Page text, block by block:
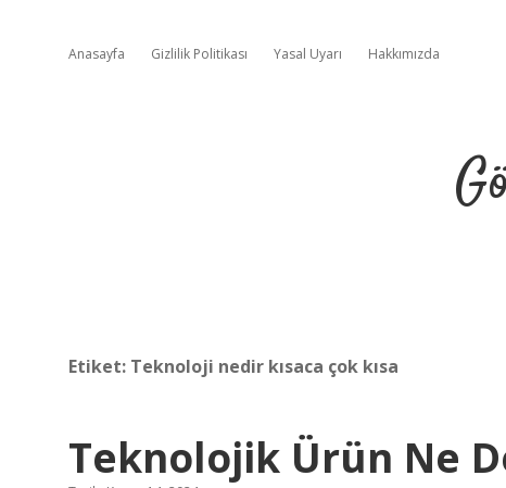
Anasayfa Gizlilik Politikası Yasal Uyarı Hakkımızda
Etiket: Teknoloji nedir kısaca çok kısa
Teknolojik Ürün Ne